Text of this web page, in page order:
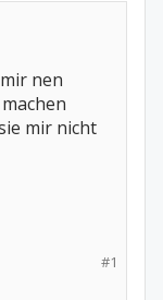
nen
mir nicht
#1